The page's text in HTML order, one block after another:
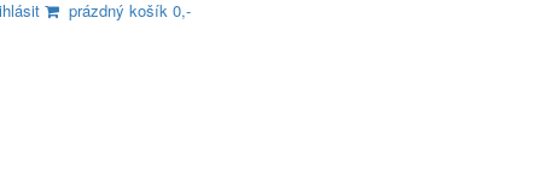
prázdný košík 0,-